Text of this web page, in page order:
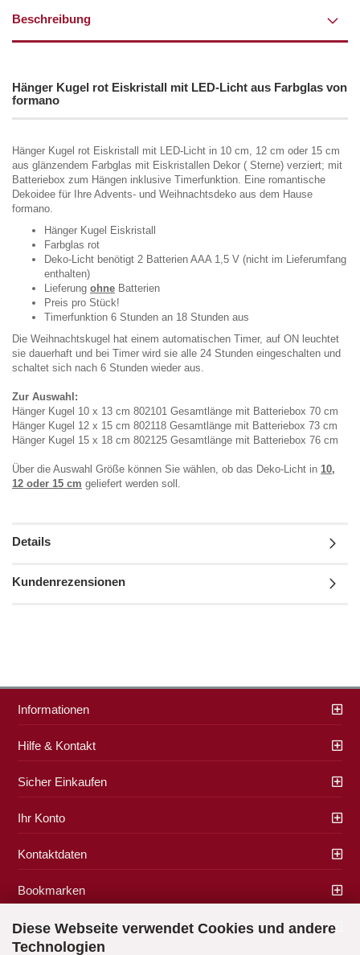
Diese Webseite verwendet Cookies und andere
Technologien
Beschreibung
Hänger Kugel rot Eiskristall mit LED-Licht aus Farbglas von
formano
Hänger Kugel rot Eiskristall mit LED-Licht in 10 cm, 12 cm oder 15 cm
aus glänzendem Farbglas mit Eiskristallen Dekor ( Sterne) verziert; mit
Batteriebox zum Hängen inklusive Timerfunktion. Eine romantische
Dekoidee für Ihre Advents- und Weihnachtsdeko aus dem Hause
formano.
Hänger Kugel Eiskristall
Farbglas rot
Deko-Licht benötigt 2 Batterien AAA 1,5 V (nicht im Lieferumfang
enthalten)
Lieferung ohne Batterien
Preis pro Stück!
Timerfunktion 6 Stunden an 18 Stunden aus
Die Weihnachtskugel hat einem automatischen Timer, auf ON leuchtet
sie dauerhaft und bei Timer wird sie alle 24 Stunden eingeschalten und
schaltet sich nach 6 Stunden wieder aus.
Zur Auswahl:
Hänger Kugel 10 x 13 cm 802101 Gesamtlänge mit Batteriebox 70 cm
Hänger Kugel 12 x 15 cm 802118 Gesamtlänge mit Batteriebox 73 cm
Hänger Kugel 15 x 18 cm 802125 Gesamtlänge mit Batteriebox 76 cm
Über die Auswahl Größe können Sie wählen, ob das Deko-Licht in 10,
12 oder 15 cm geliefert werden soll.
Details
Kundenrezensionen
Informationen
Hilfe & Kontakt
Sicher Einkaufen
Ihr Konto
Kontaktdaten
Bookmarken
Zahlung & Versand